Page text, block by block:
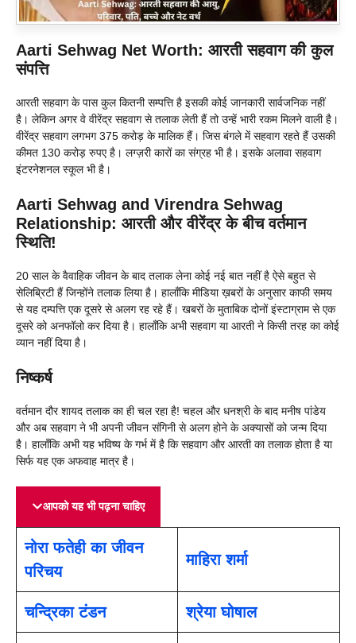
Aarti Sehwag Net Worth: आरती सहवाग की कुल
संपत्ति
आरती सहवाग के पास कुल कितनी सम्पत्ति है इसकी कोई जानकारी सार्वजनिक नहीं
है। लेकिन अगर वे वीरेंद्र सहवाग से तलाक लेती हैं तो उन्हें भारी रकम मिलने वाली है।
वीरेंद्र सहवाग लगभग 375 करोड़ के मालिक हैं। जिस बंगले में सहवाग रहते हैं उसकी
कीमत 130 करोड़ रुपए है। लग्ज़री कारों का संग्रह भी है। इसके अलावा सहवाग
इंटरनेशनल स्कूल भी है।
Aarti Sehwag and Virendra Sehwag
Relationship: आरती और वीरेंद्र के बीच वर्तमान
स्थिति!
20 साल के वैवाहिक जीवन के बाद तलाक लेना कोई नई बात नहीं है ऐसे बहुत से
सेलिब्रिटी हैं जिन्होंने तलाक लिया है। हालाँकि मीडिया ख़बरों के अनुसार काफी समय
से यह दम्पत्ति एक दूसरे से अलग रह रहे हैं। खबरों के मुताबिक दोनों इंस्टाग्राम से एक
दूसरे को अनफॉलो कर दिया है। हालाँकि अभी सहवाग या आरती ने किसी तरह का कोई
व्यान नहीं दिया है।
निष्कर्ष
वर्तमान दौर शायद तलाक का ही चल रहा है! चहल और धनश्री के बाद मनीष पांडेय
और अब सहवाग ने भी अपनी जीवन संगिनी से अलग होने के अक्यासों को जन्म दिया
है। हालाँकि अभी यह भविष्य के गर्भ में है कि सहवाग और आरती का तलाक होता है या
सिर्फ यह एक अफवाह मात्र है।
आपको यह भी पढ़ना चाहिए
नोरा फतेही का जीवन
परिचय
माहिरा शर्मा
चन्द्रिका टंडन श्रेया घोषाल